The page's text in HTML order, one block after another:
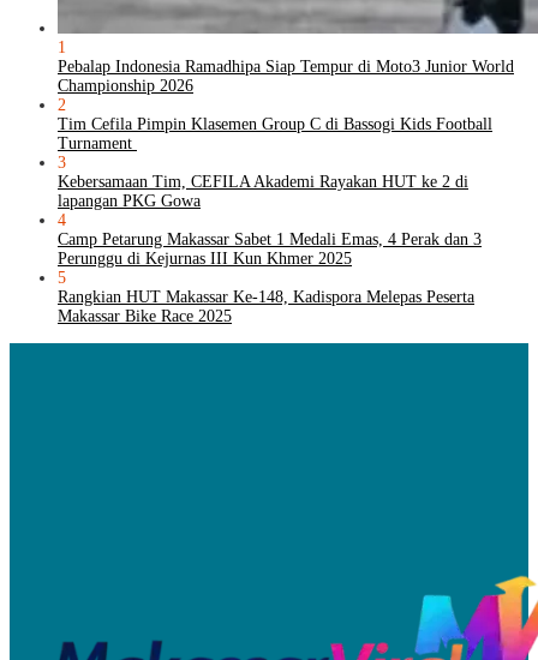
1
Pebalap Indonesia Ramadhipa Siap Tempur di Moto3 Junior World
Championship 2026
2
Tim Cefila Pimpin Klasemen Group C di Bassogi Kids Football
Turnament
3
Kebersamaan Tim, CEFILA Akademi Rayakan HUT ke 2 di
lapangan PKG Gowa
4
Camp Petarung Makassar Sabet 1 Medali Emas, 4 Perak dan 3
Perunggu di Kejurnas III Kun Khmer 2025
5
Rangkian HUT Makassar Ke-148, Kadispora Melepas Peserta
Makassar Bike Race 2025